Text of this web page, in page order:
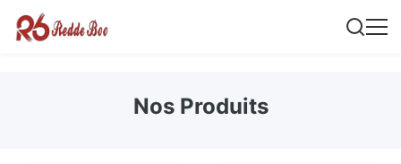
Nos Produits